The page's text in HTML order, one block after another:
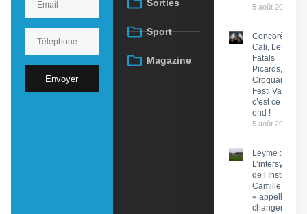
Envoyer
Sorties
Sport
Magazine
5 août 2026
Concorès :
Cali, Les
Fatals
Picards, Les
Croquants…
Festi’ValCéou,
c’est ce week-
end !
5 août 2026
Leyme :
de l’Institut
Camille Miret
« appelle à du
changement »